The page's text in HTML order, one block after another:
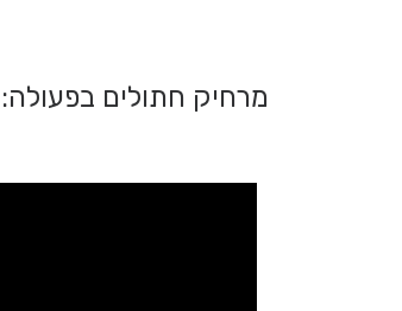
מרחיק חתולים בפעולה: